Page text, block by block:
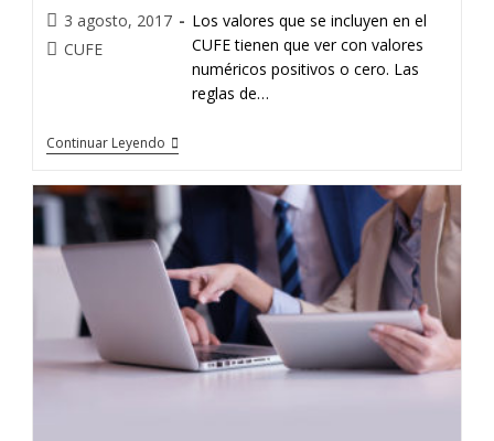
3 agosto, 2017
CUFE
Los valores que se incluyen en el
CUFE tienen que ver con valores
numéricos positivos o cero. Las
reglas de…
Continuar Leyendo